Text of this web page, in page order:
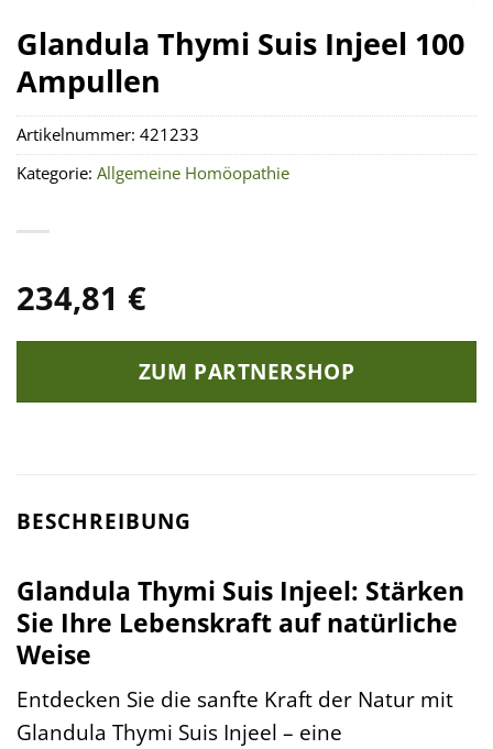
Glandula Thymi Suis Injeel 100
Ampullen
234,81 €
ZUM PARTNERSHOP
Artikelnummer: 421233
Kategorie: Allgemeine Homöopathie
BESCHREIBUNG
Glandula Thymi Suis Injeel: Stärken
Sie Ihre Lebenskraft auf natürliche
Weise
Entdecken Sie die sanfte Kraft der Natur mit
Glandula Thymi Suis Injeel – eine